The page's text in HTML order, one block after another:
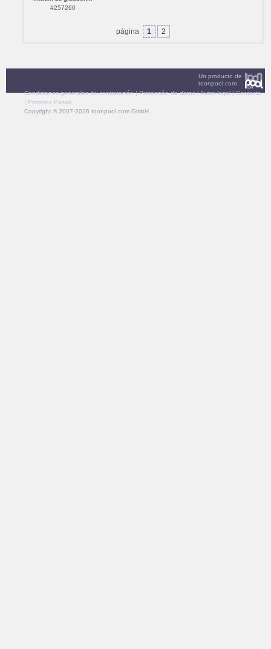
#257260
página 1 2
Un producto de
toonpool.com
Condiciones generales de contratación|Protección de datos|Aviso legal|Contacto
| Primeros Pasos
Copyright © 2007-2026 toonpool.com GmbH